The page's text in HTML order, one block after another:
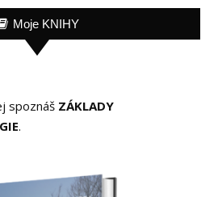
Moje KNIHY
spoznáš ZÁKLADY
.